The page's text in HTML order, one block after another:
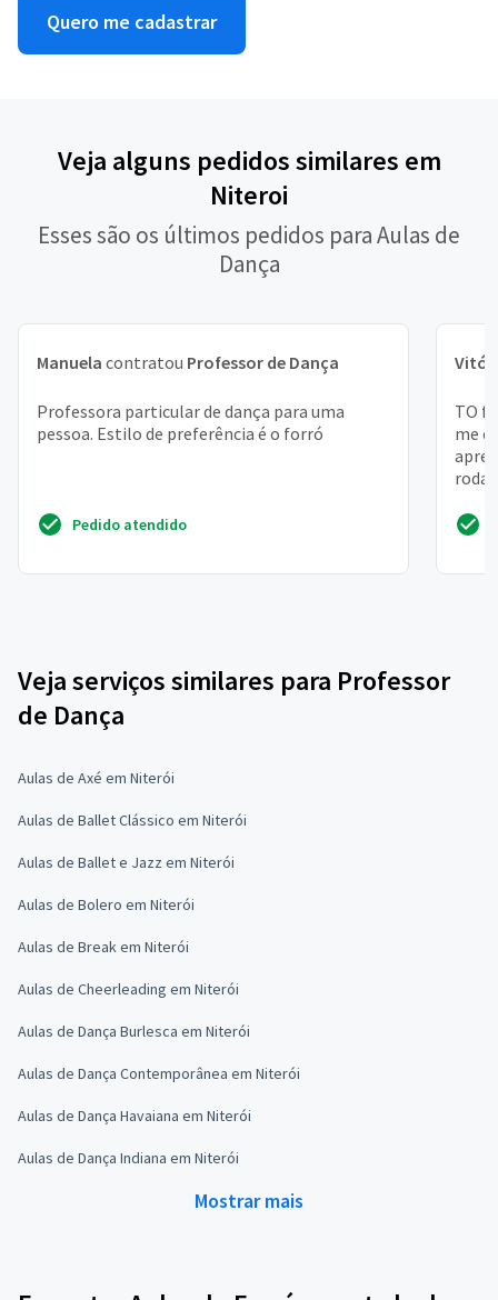
Quero me cadastrar
Veja alguns pedidos similares em
Niteroi
Esses são os últimos pedidos para Aulas de
Dança
Manuela contratou Professor de Dança
Professora particular de dança para uma
pessoa. Estilo de preferência é o forró
Pedido atendido
TO
me
roda
Veja serviços similares para Professor
de Dança
Aulas de Axé em Niterói
Aulas de Ballet Clássico em Niterói
Aulas de Ballet e Jazz em Niterói
Aulas de Bolero em Niterói
Aulas de Break em Niterói
Aulas de Cheerleading em Niterói
Aulas de Dança Burlesca em Niterói
Aulas de Dança Contemporânea em Niterói
Aulas de Dança Havaiana em Niterói
Aulas de Dança Indiana em Niterói
Mostrar mais